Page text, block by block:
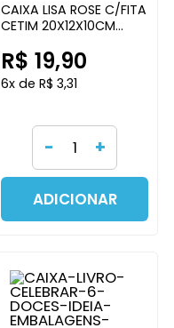
CAIXA LISA ROSE C/FITA
CETIM 20X12X10CM
R$ 19,90
6x de R$ 3,31
- +
ADICIONAR